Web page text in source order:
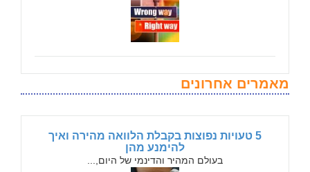
מאמרים אחרונים
5 טעויות נפוצות בקבלת הלוואה מהירה ואיך
להימנע מהן
בעולם המהיר והדינמי של היום,...